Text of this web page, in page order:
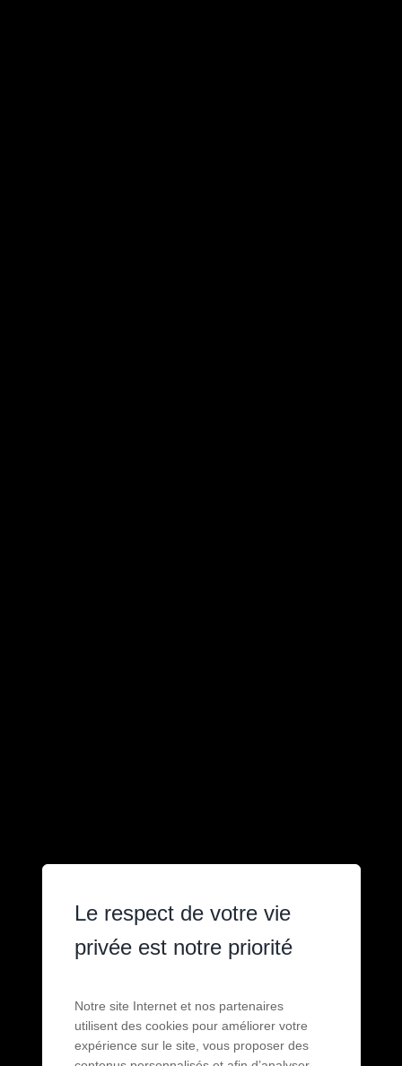
Le respect de votre vie
privée est notre priorité
Notre site Internet et nos partenaires
utilisent des cookies pour améliorer votre
expérience sur le site, vous proposer des